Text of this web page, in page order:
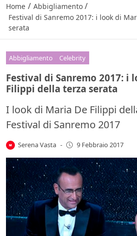
Home / Abbigliamento /
Festival di Sanremo 2017: i look di
serata
Abbigliamento Celebrity
Festival di Sanremo 2017: i
Filippi della terza serata
I look di Maria De Filippi
Festival di Sanremo 2017
Serena Vasta - 9 Febbraio 2017